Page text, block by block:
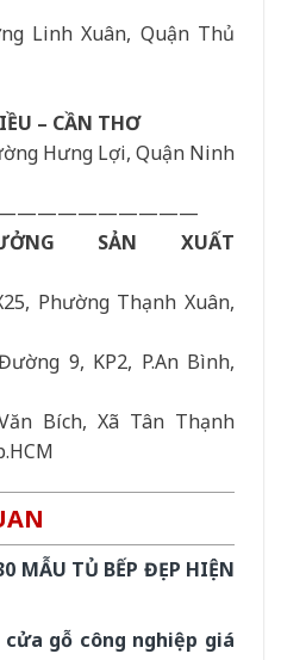
Linh Xuân, Quận Thủ
– CẦN THƠ
Hưng Lợi, Quận Ninh
SẢN XUẤT
Phường Thạnh Xuân,
9, KP2, P.An Bình,
Bích, Xã Tân Thạnh
MẪU TỦ BẾP ĐẸP HIỆN
gỗ công nghiệp giá